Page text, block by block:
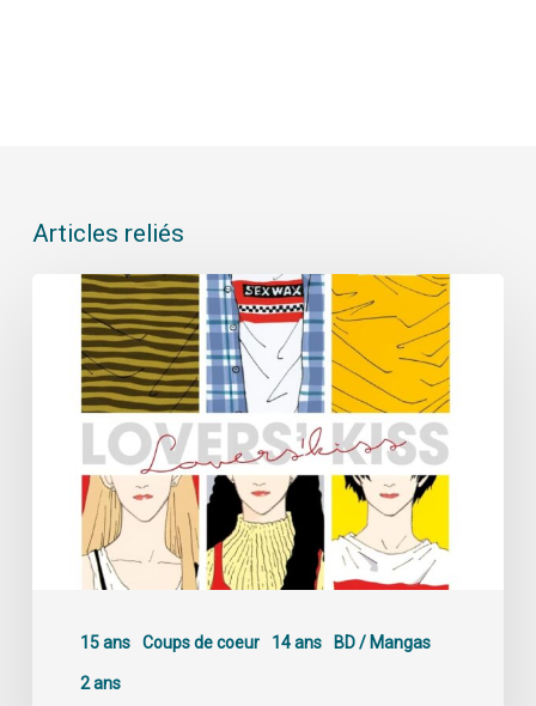
Articles reliés
15 ans Coups de coeur 14 ans BD / Mangas
2 ans